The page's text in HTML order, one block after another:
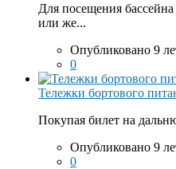
Для посещения
или же...
Опубликовано 9
0
Тележки бортового
Покупая билет на
Опубликовано 9
0